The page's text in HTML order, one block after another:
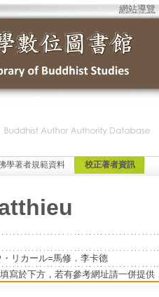
網站導覽
學著者規範資料 校正著者資訊
リカール=馬修．李卡德
寫於下方，若有參考網址請一併提供